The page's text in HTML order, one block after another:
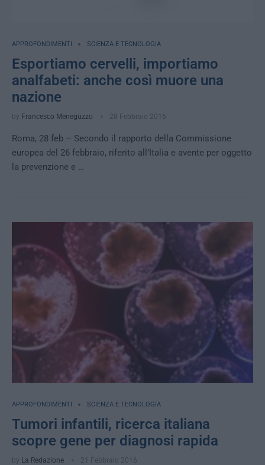
APPROFONDIMENTI SCIENZA E TECNOLOGIA
Esportiamo cervelli, importiamo
analfabeti: anche così muore una
nazione
by Francesco Meneguzzo 28 Febbraio 2016
Roma, 28 feb – Secondo il rapporto della Commissione
europea del 26 febbraio, riferito all’Italia e avente per oggetto
la prevenzione e …
APPROFONDIMENTI SCIENZA E TECNOLOGIA
Tumori infantili, ricerca italiana
scopre gene per diagnosi rapida
by La Redazione 21 Febbraio 2016